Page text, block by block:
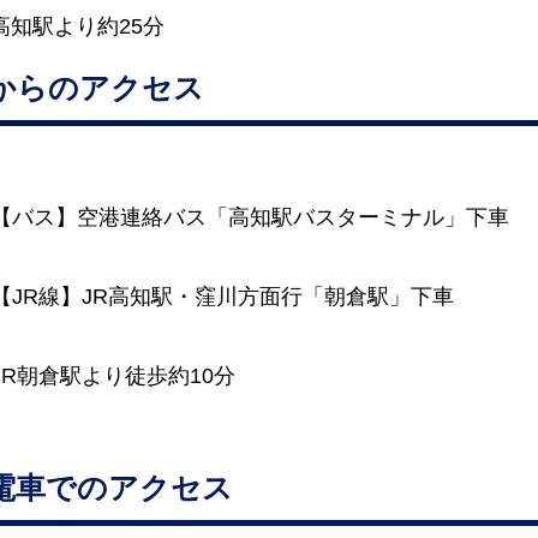
知駅より約25分
らのアクセス
ス】空港連絡バス「高知駅バスターミナル」下車
線】JR高知駅・窪川方面行「朝倉駅」下車
朝倉駅より徒歩約10分
車でのアクセス